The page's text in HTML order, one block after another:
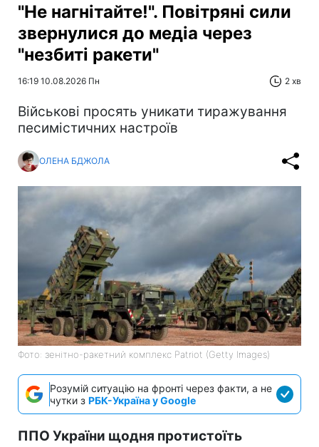
"Не нагнітайте!". Повітряні сили
звернулися до медіа через
"незбиті ракети"
16:19 10.08.2026 Пн 2 хв
Військові просять уникати тиражування
песимістичних настроїв
ОЛЕНА БДЖОЛА
Фото: зенітно-ракетний комплекс Patriot (Getty Images)
Розумій ситуацію на фронті через факти, а не
чутки з РБК-Україна у Google
ППО України щодня протистоїть